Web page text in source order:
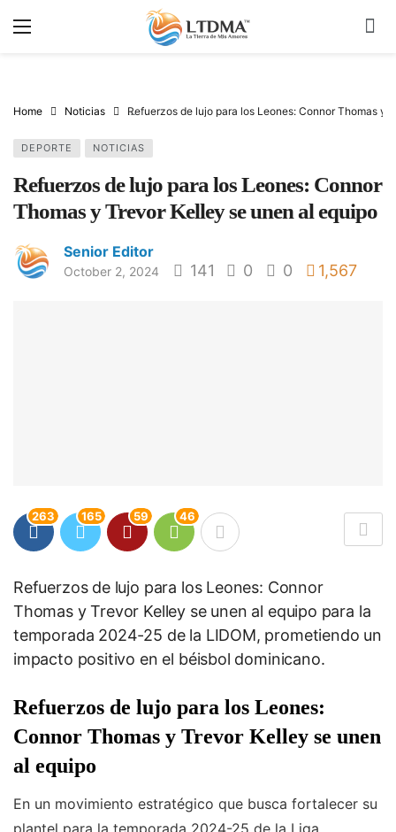
Home Noticias Refuerzos de lujo para los Leones: Connor Thomas y
DEPORTE NOTICIAS
Refuerzos de lujo para los Leones: Connor
Thomas y Trevor Kelley se unen al equipo
Senior Editor
October 2, 2024 141 0 0 1,567
263 165 59 46
Refuerzos de lujo para los Leones: Connor
Thomas y Trevor Kelley se unen al equipo para la
temporada 2024-25 de la LIDOM, prometiendo un
impacto positivo en el béisbol dominicano.
Refuerzos de lujo para los Leones:
Connor Thomas y Trevor Kelley se unen
al equipo
En un movimiento estratégico que busca fortalecer su
plantel para la temporada 2024-25 de la Liga